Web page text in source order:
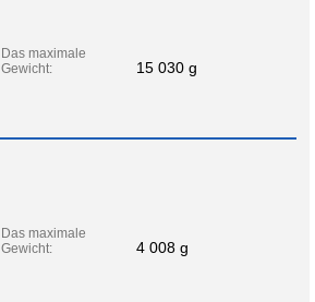
Das maximale
Gewicht:
15 030 g
Das maximale
Gewicht:
4 008 g